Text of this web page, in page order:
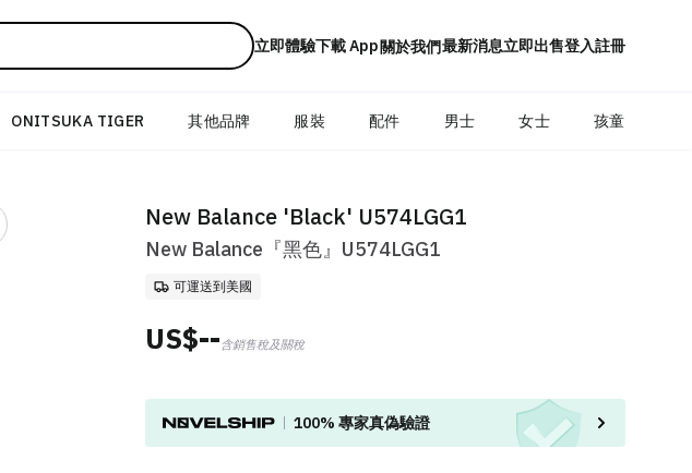
立即體驗下載 App關於我們最新消息立即出售登入註冊
ONITSUKA TIGER 其他品牌 服裝 配件 男士 女士 孩童
New Balance 'Black' U574LGG1
New Balance『黑色』U574LGG1
可運送到美國
US$--含銷售稅及關稅
100% 專家真偽驗證